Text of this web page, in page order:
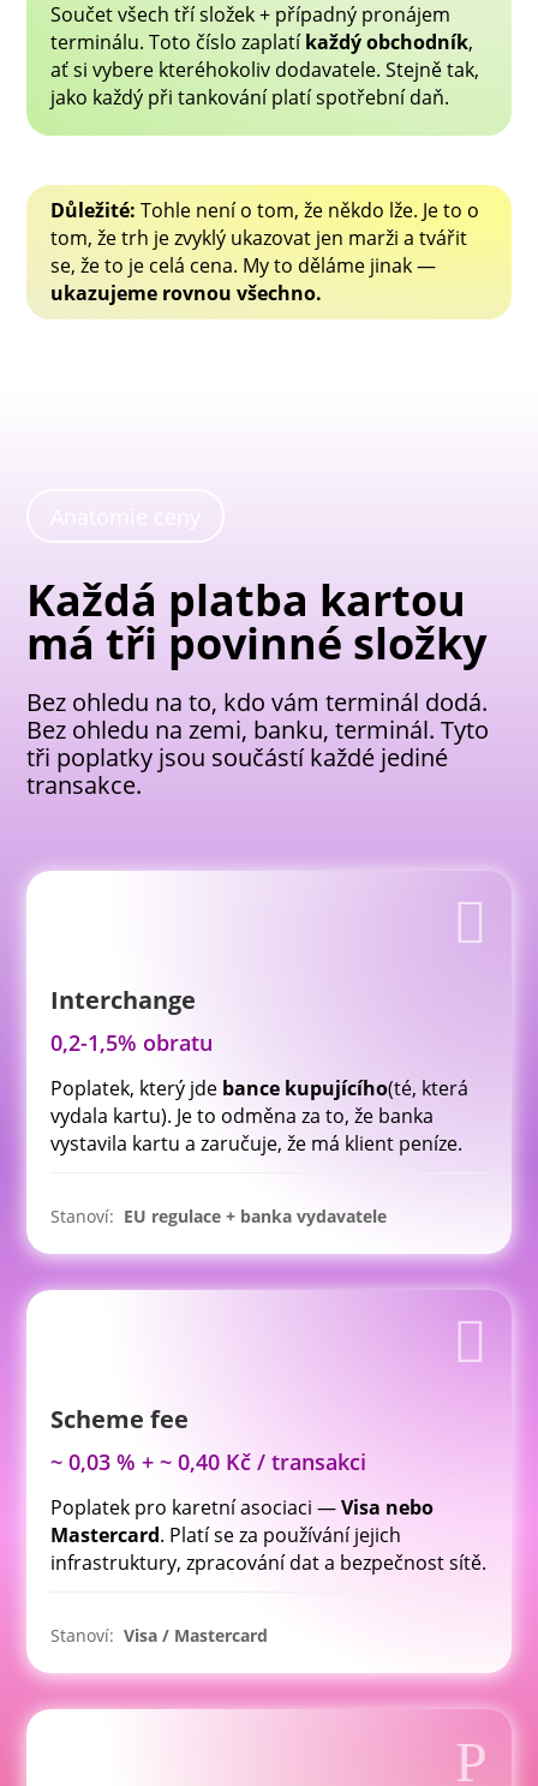
Součet všech tří složek + případný pronájem
terminálu. Toto číslo zaplatíkaždý obchodník,
ať si vybere kteréhokoliv dodavatele. Stejně tak,
jako každý při tankování platí spotřební daň.
Důležité: Tohle není o tom, že někdo lže. Je to o
tom, že trh je zvyklý ukazovat jen marži a tvářit
se, že to je celá cena. My to děláme jinak —
ukazujeme rovnou všechno.
Anatomie ceny
Každá platba kartou
má tři povinné složky
Bez ohledu na to, kdo vám terminál dodá.
Bez ohledu na zemi, banku, terminál. Tyto
tři poplatky jsou součástí každé jediné
transakce.

Interchange
0,2-1,5% obratu
Poplatek, který jde bance kupujícího(té, která
vydala kartu). Je to odměna za to, že banka
vystavila kartu a zaručuje, že má klient peníze.
Stanoví: EU regulace + banka vydavatele

Scheme fee
~ 0,03 % + ~ 0,40 Kč / transakci
Poplatek pro karetní asociaci —Visa nebo
Mastercard. Platí se za používání jejich
infrastruktury, zpracování dat a bezpečnost sítě.
Stanoví: Visa / Mastercard
P